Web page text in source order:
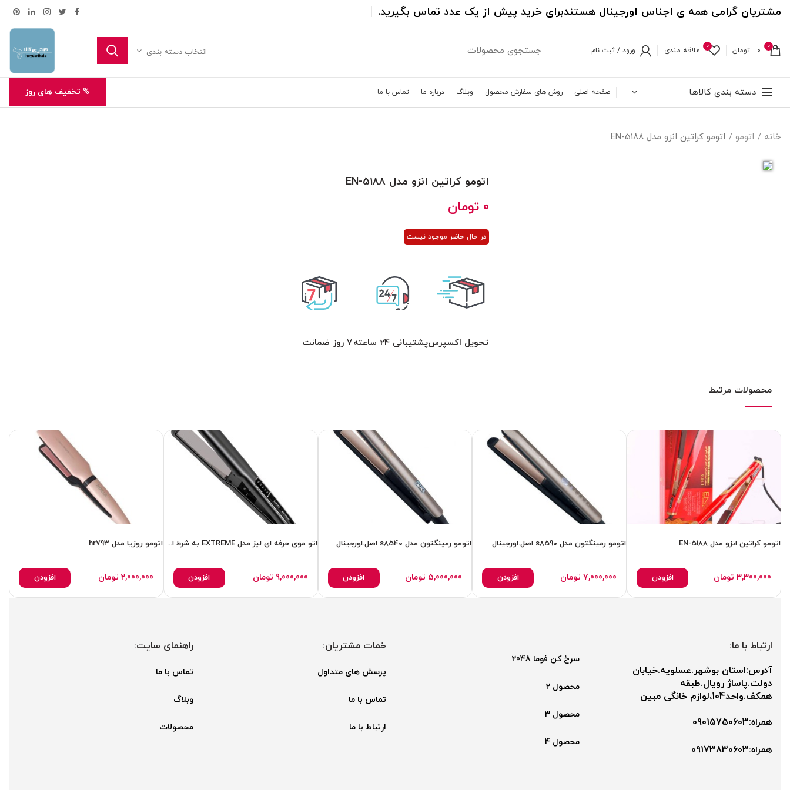
مشتریان گرامی همه ی اجناس اورجینال هستندبرای خرید پیش از یک عدد تماس بگیرید.
0
0 تومان 0 علاقه مندی ورود / ثبت نام انتخاب دسته بندی
دسته بندی کالاها صفحه اصلی روش های سفارش محصول وبلاگ درباره ما تماس با ما % تخفیف های روز
خانه اتومو اتومو کراتین انزو مدل EN-5188
اتومو کراتین انزو مدل EN-5188
0 تومان
در حال حاضر موجود نیست
تحویل اکسپرسپشتیبانی 24 ساعته 7 روز ضمانت
محصولات مرتبط
اتومو کراتین انزو مدل EN-5188
3,300,000 تومان افزودن
اتومو رمینگتون مدل s8590 اصل.اورجینال
7,000,000 تومان افزودن
اتومو رمینگتون مدل s8540 اصل.اورجینال
5,000,000 تومان افزودن
اتو موی حرفه ای لیز مدل EXTREME به شرط اصل با فاکتور
9,000,000 تومان افزودن
اتومو روزیا مدل hr793
2,000,000 تومان افزودن
ارتباط با ما:
آدرس:استان بوشهر.عسلویه.خیابان
دولت.پاساژ رویال.طبقه
همکف.واحد104،لوازم خانگی مبین
همراه:09015750603
همراه:۰9173830603
سرخ کن فوما 2048
محصول 2
محصول 3
محصول 4
خمات مشتریان:
پرسش های متداول
تماس با ما
ارتباط با ما
راهنمای سایت:
تماس با ما
وبلاگ
محصولات